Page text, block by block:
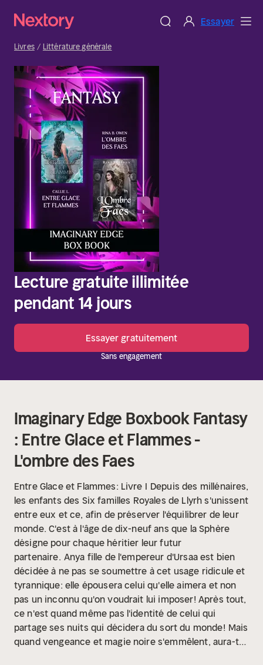
Essayer
Livres Littérature générale
Lecture gratuite illimitée
pendant 14 jours
Essayer gratuitement
Sans engagement
Imaginary Edge Boxbook Fantasy
: Entre Glace et Flammes -
L'ombre des Faes
Entre Glace et Flammes: Livre I Depuis des millénaires,
les enfants des Six familles Royales de Llyrh s'unissent
entre eux et ce, afin de préserver l'équilibrer de leur
monde. C'est à l'âge de dix-neuf ans que la Sphère
désigne pour chaque héritier leur futur
partenaire. Anya fille de l'empereur d'Ursaa est bien
décidée à ne pas se soumettre à cet usage ridicule et
tyrannique: elle épousera celui qu'elle aimera et non
pas un inconnu qu'on voudrait lui imposer! Après tout,
ce n'est quand même pas l'identité de celui qui
partage ses nuits qui décidera du sort du monde! Mais
quand vengeance et magie noire s'emmêlent, aura-t-